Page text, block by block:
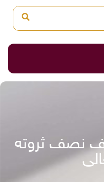
نصف ثروته